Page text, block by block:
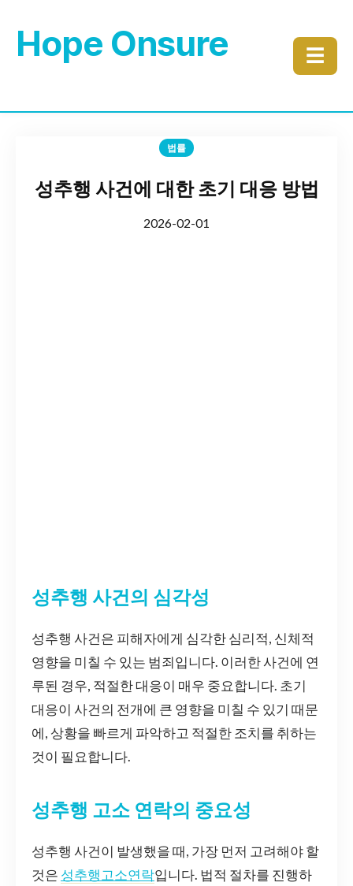
Hope Onsure ☰
법률
성추행 사건에 대한 초기 대응 방법
2026-02-01
성추행 사건의 심각성
성추행 사건은 피해자에게 심각한 심리적, 신체적
영향을 미칠 수 있는 범죄입니다. 이러한 사건에 연
루된 경우, 적절한 대응이 매우 중요합니다. 초기
대응이 사건의 전개에 큰 영향을 미칠 수 있기 때문
에, 상황을 빠르게 파악하고 적절한 조치를 취하는
것이 필요합니다.
성추행 고소 연락의 중요성
성추행 사건이 발생했을 때, 가장 먼저 고려해야 할
것은 성추행고소연락입니다. 법적 절차를 진행하